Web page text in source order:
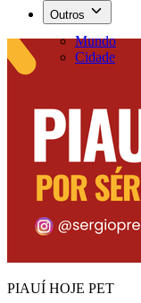
Outros
Mundo
Cidade
PIAUÍ HOJE PET